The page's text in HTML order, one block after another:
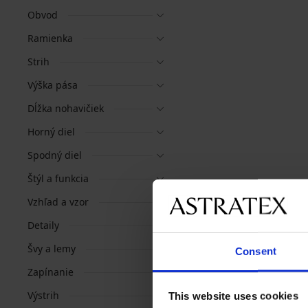
Consent
This website uses cookies
Obvod
Ramienka
Strih
Výška pása
Dĺžka nohavičiek
Horný diel
Spodný diel
Štýl a funkcia
Vzhľad a vzor
Detaily
Švy a lemy
Zapínanie
Výstrih